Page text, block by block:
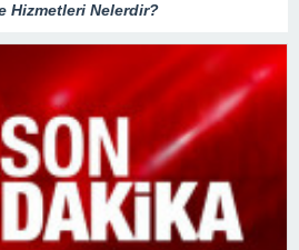
Hizmetleri Nelerdir?